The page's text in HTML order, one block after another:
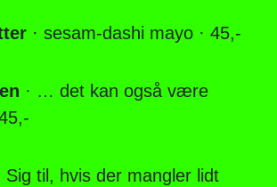
· sesam-dashi mayo · 45,-
· … det kan også være
Sig til, hvis der mangler lidt